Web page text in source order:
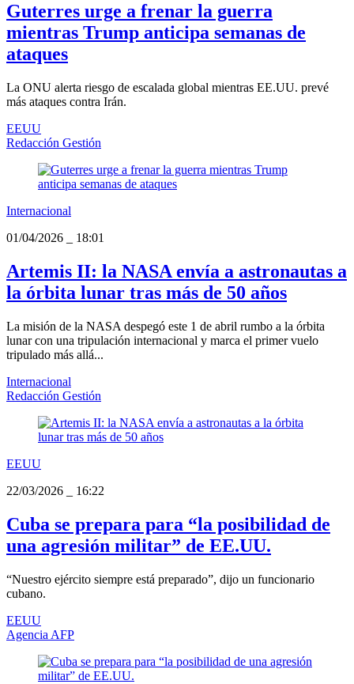
Guterres urge a frenar la guerra
mientras Trump anticipa semanas de
ataques
La ONU alerta riesgo de escalada global mientras EE.UU. prevé
más ataques contra Irán.
EEUU
Redacción Gestión
Internacional
01/04/2026
18:01
Artemis II: la NASA envía a astronautas a
la órbita lunar tras más de 50 años
La misión de la NASA despegó este 1 de abril rumbo a la órbita
lunar con una tripulación internacional y marca el primer vuelo
tripulado más allá...
Internacional
Redacción Gestión
EEUU
22/03/2026
16:22
Cuba se prepara para “la posibilidad de
una agresión militar” de EE.UU.
“Nuestro ejército siempre está preparado”, dijo un funcionario
cubano.
EEUU
Agencia AFP